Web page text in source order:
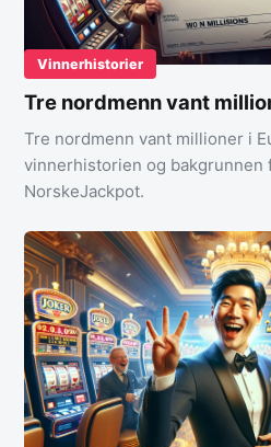
Vinnerhistorier
Tre nordmenn vant
Tre nordmenn vant millioner i
vinnerhistorien og bakgrunnen
NorskeJackpot.